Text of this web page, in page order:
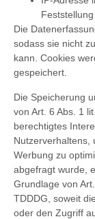
Die
sodass sie nicht
kann. Cookies
gespeichert.
Die Speicherung
von Art. 6 Abs. 1
berechtigtes
Nutzerverhaltens,
Werbung zu
abgefragt wurde,
Grundlage von
TDDDG, soweit
oder den Zugriff